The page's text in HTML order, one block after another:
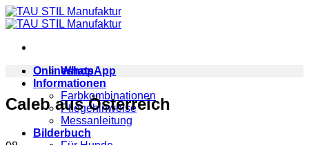
Zum
Inhalt
Onlineshop
Informationen
Farbkombinationen
Pflegehinweise
Messanleitung
Bilderbuch
WhatsApp
Caleb aus Österreich